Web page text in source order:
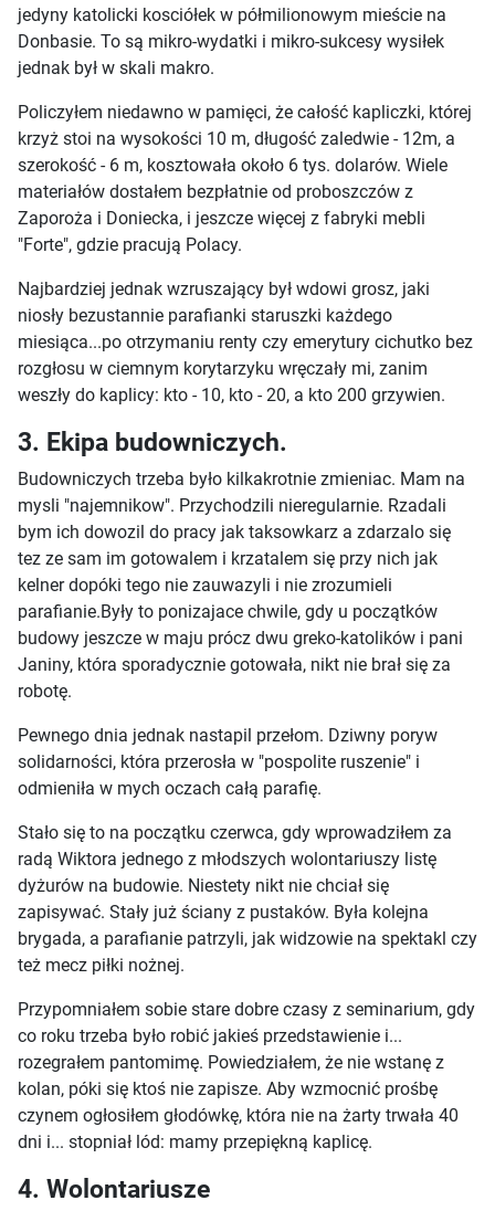
jedyny katolicki kosciółek w półmilionowym mieście na
Donbasie. To są mikro-wydatki i mikro-sukcesy wysiłek
jednak był w skali makro.
Policzyłem niedawno w pamięci, że całość kapliczki, której
krzyż stoi na wysokości 10 m, długość zaledwie - 12m, a
szerokość - 6 m, kosztowała około 6 tys. dolarów. Wiele
materiałów dostałem bezpłatnie od proboszczów z
Zaporoża i Doniecka, i jeszcze więcej z fabryki mebli
"Forte", gdzie pracują Polacy.
Najbardziej jednak wzruszający był wdowi grosz, jaki
niosły bezustannie parafianki staruszki każdego
miesiąca...po otrzymaniu renty czy emerytury cichutko bez
rozgłosu w ciemnym korytarzyku wręczały mi, zanim
weszły do kaplicy: kto - 10, kto - 20, a kto 200 grzywien.
3. Ekipa budowniczych.
Budowniczych trzeba było kilkakrotnie zmieniac. Mam na
mysli "najemnikow". Przychodzili nieregularnie. Rzadali
bym ich dowozil do pracy jak taksowkarz a zdarzalo się
tez ze sam im gotowalem i krzatalem się przy nich jak
kelner dopóki tego nie zauwazyli i nie zrozumieli
parafianie.Były to ponizajace chwile, gdy u początków
budowy jeszcze w maju prócz dwu greko-katolików i pani
Janiny, która sporadycznie gotowała, nikt nie brał się za
robotę.
Pewnego dnia jednak nastapil przełom. Dziwny poryw
solidarności, która przerosła w "pospolite ruszenie" i
odmieniła w mych oczach całą parafię.
Stało się to na początku czerwca, gdy wprowadziłem za
radą Wiktora jednego z młodszych wolontariuszy listę
dyżurów na budowie. Niestety nikt nie chciał się
zapisywać. Stały już ściany z pustaków. Była kolejna
brygada, a parafianie patrzyli, jak widzowie na spektakl czy
też mecz piłki nożnej.
Przypomniałem sobie stare dobre czasy z seminarium, gdy
co roku trzeba było robić jakieś przedstawienie i...
rozegrałem pantomimę. Powiedziałem, że nie wstanę z
kolan, póki się ktoś nie zapisze. Aby wzmocnić prośbę
czynem ogłosiłem głodówkę, która nie na żarty trwała 40
dni i... stopniał lód: mamy przepiękną kaplicę.
4. Wolontariusze